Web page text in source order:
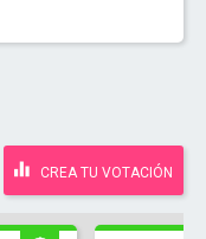
CREA TU VOTACIÓN